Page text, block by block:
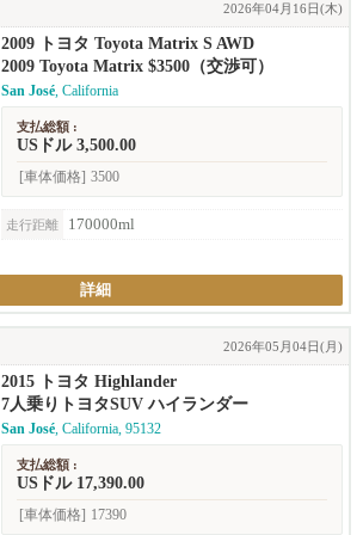
2026年04月16日(木)
2009 トヨタ Toyota Matrix S AWD
2009 Toyota Matrix $3500（交渉可）
San José, California
支払総額 :
USドル 3,500.00
[車体価格] 3500
走行距離
170000ml
詳細
2026年05月04日(月)
2015 トヨタ Highlander
7人乗りトヨタSUV ハイランダー
San José, California, 95132
支払総額 :
USドル 17,390.00
[車体価格] 17390